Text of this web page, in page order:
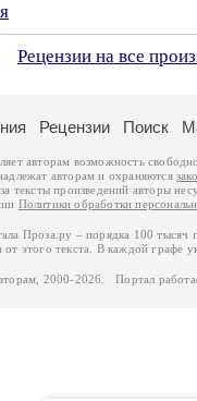
Рецензии на все
Рецензии Поиск
авторам возможность
авторам и охраняются
тексты произведений авторы
Политики обработки
Проза.ру – порядка 100
этого текста. В каждой графе
2000-2026. Портал